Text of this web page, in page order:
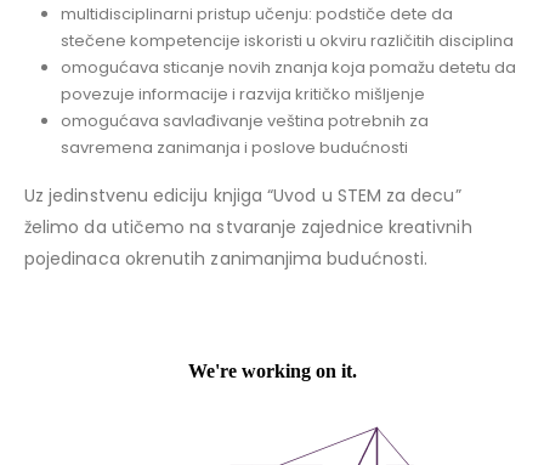
multidisciplinarni pristup učenju: podstiče dete da
stečene kompetencije iskoristi u okviru različitih disciplina
omogućava sticanje novih znanja koja pomažu detetu da
povezuje informacije i razvija kritičko mišljenje
omogućava savlađivanje veština potrebnih za
savremena zanimanja i poslove budućnosti
Uz jedinstvenu ediciju knjiga “Uvod u STEM za decu”
želimo da utičemo na stvaranje zajednice kreativnih
pojedinaca okrenutih zanimanjima budućnosti.